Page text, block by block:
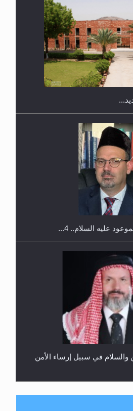
في الجماعة الأحمدية في
لمجلس أنصار الله في هولندا
عليه السلام.. 4...
في سبيل إرساء الأمن